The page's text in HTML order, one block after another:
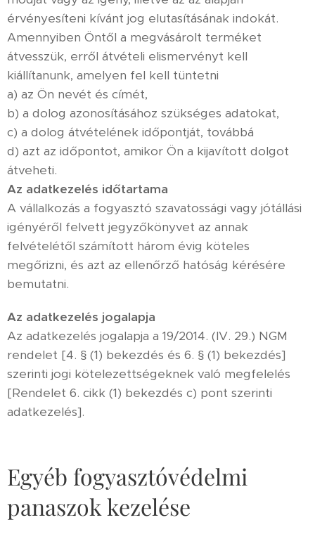
érvényesíteni kívánt jog elutasításának indokát.
Amennyiben Öntől a megvásárolt terméket
átvesszük, erről átvételi elismervényt kell
kiállítanunk, amelyen fel kell tüntetni
a) az Ön nevét és címét,
b) a dolog azonosításához szükséges adatokat,
c) a dolog átvételének időpontját, továbbá
d) azt az időpontot, amikor Ön a kijavított dolgot
átveheti.
Az adatkezelés időtartama
A vállalkozás a fogyasztó szavatossági vagy jótállási
igényéről felvett jegyzőkönyvet az annak
felvételétől számított három évig köteles
megőrizni, és azt az ellenőrző hatóság kérésére
bemutatni.
Az adatkezelés jogalapja
Az adatkezelés jogalapja a 19/2014. (IV. 29.) NGM
rendelet [4. § (1) bekezdés és 6. § (1) bekezdés]
szerinti jogi kötelezettségeknek való megfelelés
[Rendelet 6. cikk (1) bekezdés c) pont szerinti
adatkezelés].
Egyéb fogyasztóvédelmi
panaszok kezelése